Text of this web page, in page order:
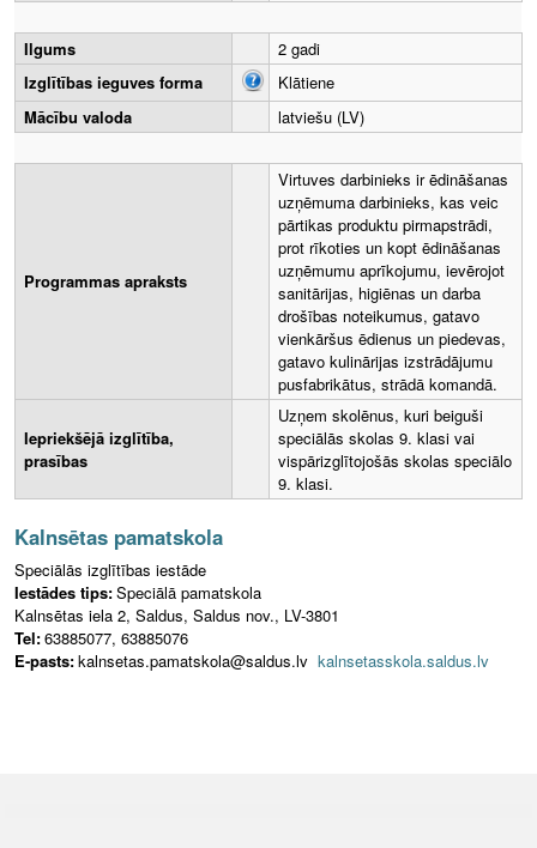
Ilgums
2 gadi
Izglītības ieguves forma
Klātiene
Mācību valoda
latviešu (LV)
Programmas apraksts
Virtuves darbinieks ir ēdināšanas
uzņēmuma darbinieks, kas veic
pārtikas produktu pirmapstrādi,
prot rīkoties un kopt ēdināšanas
uzņēmumu aprīkojumu, ievērojot
sanitārijas, higiēnas un darba
drošības noteikumus, gatavo
vienkāršus ēdienus un piedevas,
gatavo kulinārijas izstrādājumu
pusfabrikātus, strādā komandā.
Iepriekšējā izglītība,
prasības
Uzņem skolēnus, kuri beiguši
speciālās skolas 9. klasi vai
vispārizglītojošās skolas speciālo
9. klasi.
Kalnsētas pamatskola
Speciālās izglītības iestāde
Iestādes tips:Speciālā pamatskola
Kalnsētas iela 2, Saldus, Saldus nov., LV-3801
Tel:63885077, 63885076
E-pasts:kalnsetas.pamatskola@saldus.lv kalnsetasskola.saldus.lv